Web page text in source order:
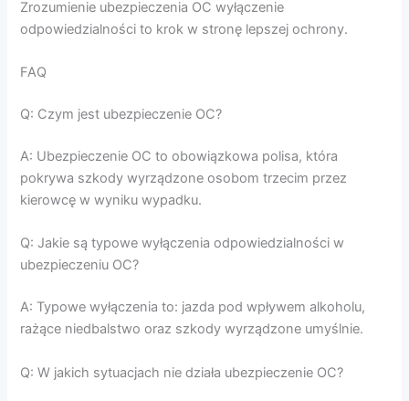
Zrozumienie ubezpieczenia OC wyłączenie
odpowiedzialności to krok w stronę lepszej ochrony.
FAQ
Q: Czym jest ubezpieczenie OC?
A: Ubezpieczenie OC to obowiązkowa polisa, która
pokrywa szkody wyrządzone osobom trzecim przez
kierowcę w wyniku wypadku.
Q: Jakie są typowe wyłączenia odpowiedzialności w
ubezpieczeniu OC?
A: Typowe wyłączenia to: jazda pod wpływem alkoholu,
rażące niedbalstwo oraz szkody wyrządzone umyślnie.
Q: W jakich sytuacjach nie działa ubezpieczenie OC?